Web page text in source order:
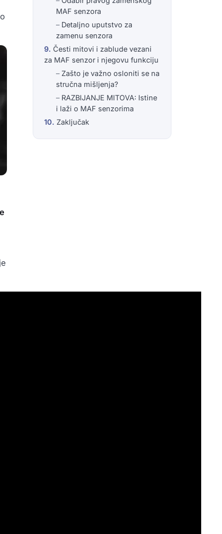
MAF senzora
Detaljno uputstvo za
zamenu senzora
Česti mitovi i zablude vezani
za MAF senzor i njegovu funkciju
Zašto je važno osloniti se na
stručna mišljenja?
RAZBIJANJE MITOVA: Istine
i laži o MAF senzorima
Zaključak